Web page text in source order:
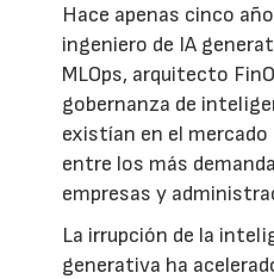
Hace apenas cinco
ingeniero de IA
MLOps, arquitecto
gobernanza de
existían en el
entre los más
empresas y
La irrupción de la
generativa ha